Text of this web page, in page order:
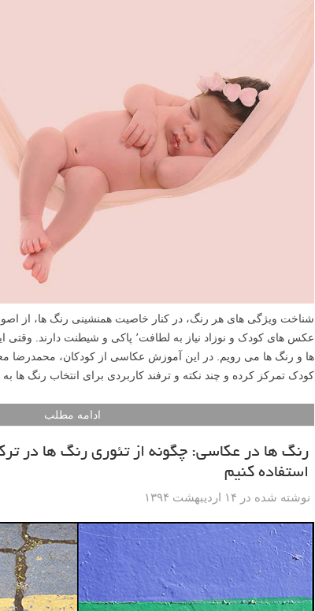
شناخت ویژگی های هر رنگ، در کنار خاصیت همنشینی رنگ ها، از
عکس های کودک و نوزاد نیاز به لطافت٬ پاکی
ها و رنگ ها می رویم. در این آموزش عکاسی از کودکان،
کودک تمرکز کرده و چند نکته و ترفند کاربردی برای انتخاب رنگ ها
ادامه مطلب
رنگ ها در عکاسی: چگونه از تئوری رنگ ها در
استفاده کنیم
نوشته شده در ۱۴ اردیبهشت ۱۳۹۴